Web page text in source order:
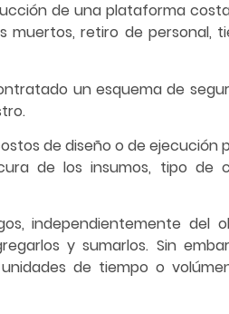
de una plataforma
retiro de personal,
un esquema de
de diseño o de ejecución
de los insumos, tipo de
independientemente del
y sumarlos. Sin
de tiempo o